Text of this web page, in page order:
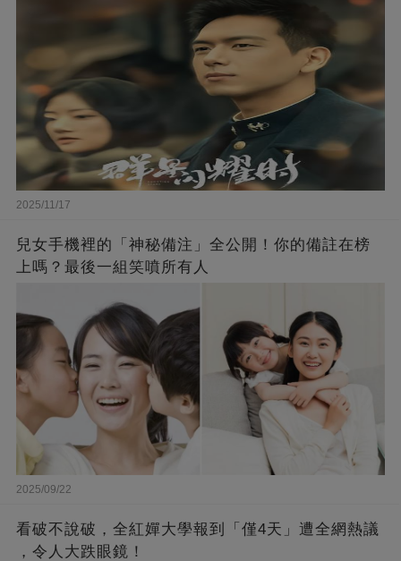
2025/11/17
兒女手機裡的「神秘備注」全公開！你的備註在榜
上嗎？最後一組笑噴所有人
2025/09/22
看破不說破，全紅嬋大學報到「僅4天」遭全網熱議
，令人大跌眼鏡！